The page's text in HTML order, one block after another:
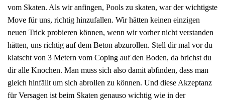
vom Skaten. Als wir anfingen, Pools zu skaten, war der wichtigste
Move für uns, richtig hinzufallen. Wir hätten keinen einzigen
neuen Trick probieren können, wenn wir vorher nicht verstanden
hätten, uns richtig auf dem Beton abzurollen. Stell dir mal vor du
klatscht von 3 Metern vom Coping auf den Boden, da brichst du
dir alle Knochen. Man muss sich also damit abfinden, dass man
gleich hinfällt um sich abrollen zu können. Und diese Akzeptanz
für Versagen ist beim Skaten genauso wichtig wie in der